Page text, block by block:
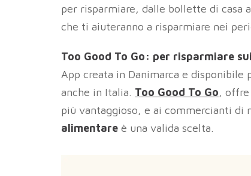
per risparmiare, dalle bollette di casa
che ti aiuteranno a risparmiare nei
Too Good To Go: per risparmiare
App creata in Danimarca e disponibile
anche in Italia. Too Good To Go,
più vantaggioso, e ai commercianti di
alimentare è una valida scelta.